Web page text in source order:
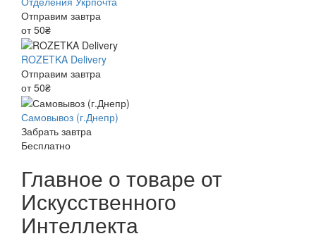
Отправим завтра
от 50₴
ROZETKA Delivery
Отправим завтра
от 50₴
Самовывоз (г.Днепр)
Забрать завтра
Бесплатно
Главное о товаре от
Искусственного
Интеллекта